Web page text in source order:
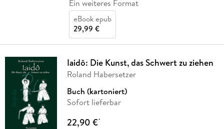
Ein weiteres Format
eBook epub
29,99 €
Iaidô: Die Kunst, das Schwert zu ziehen
Roland Habersetzer
Buch (kartoniert)
Sofort lieferbar
22,90 €*